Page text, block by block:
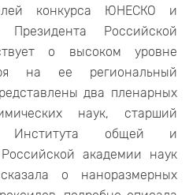
конкурса ЮНЕСКО и
Российской
о высоком уровне
на ее региональный
два пленарных
наук, старший
Института общей и
академии наук
о наноразмерных